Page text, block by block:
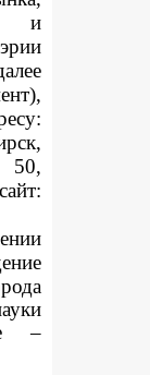
и
50,
–